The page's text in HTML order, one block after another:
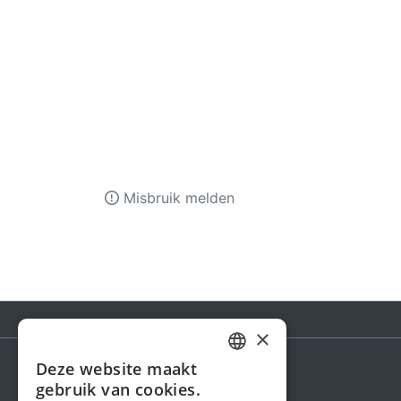
Misbruik melden
Steunactie
×
Deze website maakt
gebruik van cookies.